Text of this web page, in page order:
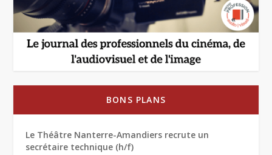
BONS PLANS
Le Théâtre Nanterre-Amandiers recrute un
secrétaire technique (h/f)